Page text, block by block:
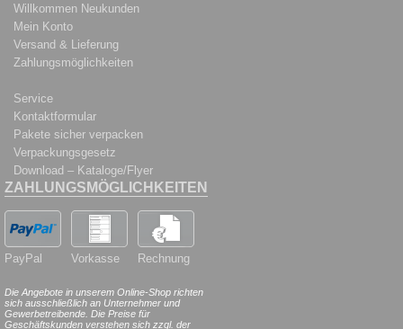
Willkommen Neukunden
Mein Konto
Versand & Lieferung
Zahlungsmöglichkeiten
Service
Kontaktformular
Pakete sicher verpacken
Verpackungsgesetz
Download – Kataloge/Flyer
ZAHLUNGSMÖGLICHKEITEN
PayPal Vorkasse Rechnung
Die Angebote in unserem Online-Shop richten
sich ausschließlich an Unternehmer und
Gewerbetreibende. Die Preise für
Geschäftskunden verstehen sich zzgl. der